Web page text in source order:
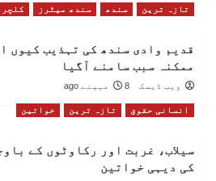
تازہ ترین سندھ سندھ میٹرز کلچر
قدیم وادی سندھ کی تہذیب کیوں
ممکنہ سبب سامنے آگیا
ویب ڈیسک 8 مہینے ago
انسانی حقوق تازہ ترین خواتین
سیلاب، غربت اور رکاوٹوں کے
کی دیہی خواتین